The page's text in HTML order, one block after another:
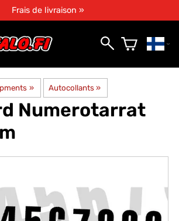
Frais de livraison »
‪» Autocollants ‪»
Numerotarrat